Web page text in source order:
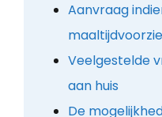
Aanvraag
Veelgestelde
aan huis
De